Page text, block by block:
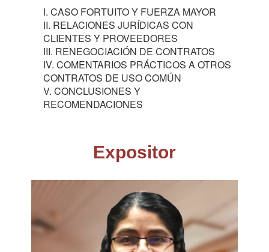
I. CASO FORTUITO Y FUERZA MAYOR
II. RELACIONES JURÍDICAS CON
CLIENTES Y PROVEEDORES
III. RENEGOCIACIÓN DE CONTRATOS
IV. COMENTARIOS PRÁCTICOS A OTROS
CONTRATOS DE USO COMÚN
V. CONCLUSIONES Y
RECOMENDACIONES
Expositor